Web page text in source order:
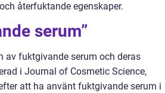
återfuktande egenskaper.
serum”
av fuktgivande serum och deras
i Journal of Cosmetic Science,
att ha använt fuktgivande serum i